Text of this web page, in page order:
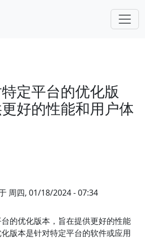
定平台的优化版
好的性能和用户体
周四, 01/18/2024 - 07:34
的优化版本，旨在提供更好的性能
版本是针对特定平台的软件或应用